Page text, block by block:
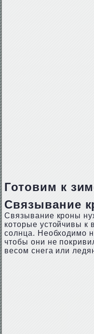
Готовим к
Связывание
Связывание кроны
которые устойчивы к
солнца. Необходимо
чтобы они не
весом снега или